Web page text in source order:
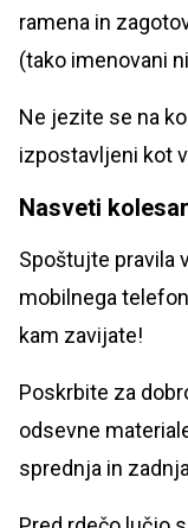
ramena in
(tako imenovani
Ne jezite se na
izpostavljeni kot
Nasveti
Spoštujte pravila
mobilnega
kam zavijate!
Poskrbite za
odsevne
sprednja in